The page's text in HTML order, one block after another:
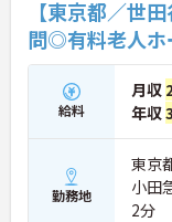
【東京都／世
問◎有料老人ホ
給料
月収
年収
勤務地
東京
小田
2分